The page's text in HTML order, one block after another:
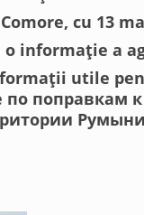
cu 13
informație a
utile
поправкам